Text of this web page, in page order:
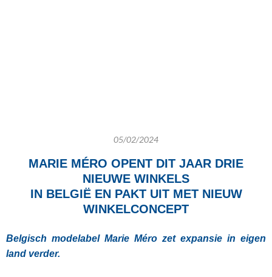
05/02/2024
MARIE MÉRO OPENT DIT JAAR DRIE
NIEUWE WINKELS
IN BELGIË EN PAKT UIT MET NIEUW
WINKELCONCEPT
Belgisch modelabel Marie Méro zet expansie in eigen
land verder.